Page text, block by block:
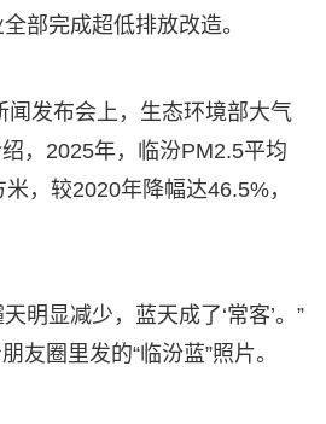
部完成超低排放改造。
闻发布会上，生态环境部大气
，2025年，临汾PM2.5平均
，较2020年降幅达46.5%，
明显减少，蓝天成了‘常客’。”
友圈里发的“临汾蓝”照片。